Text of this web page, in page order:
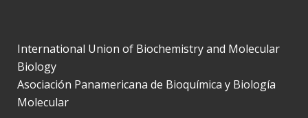
International Union of Biochemistry and Molecular
Biology
Asociación Panamericana de Bioquímica y Biología
Molecular